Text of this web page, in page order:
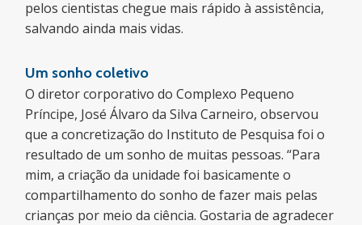
pelos cientistas chegue mais rápido à assistência,
salvando ainda mais vidas.
Um sonho coletivo
O diretor corporativo do Complexo Pequeno
Príncipe, José Álvaro da Silva Carneiro, observou
que a concretização do Instituto de Pesquisa foi o
resultado de um sonho de muitas pessoas. “Para
mim, a criação da unidade foi basicamente o
compartilhamento do sonho de fazer mais pelas
crianças por meio da ciência. Gostaria de agradecer